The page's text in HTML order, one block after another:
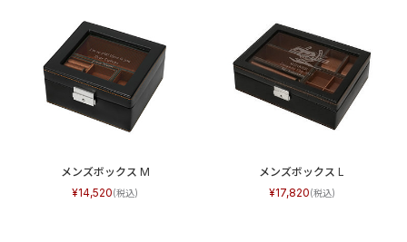
メンズボックス M
14,520
メンズボックス L
17,820